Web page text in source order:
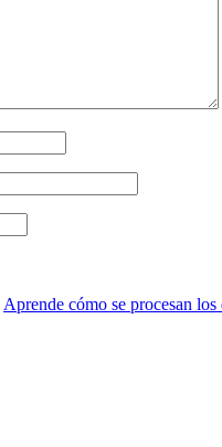
Aprende cómo se procesan